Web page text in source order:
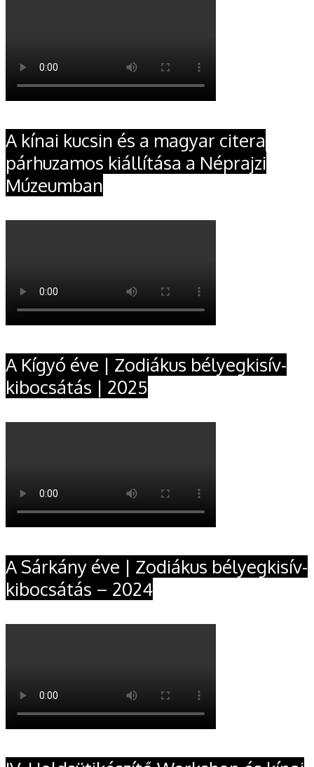
A kínai kucsin és a magyar citera
párhuzamos kiállítása a Néprajzi
Múzeumban
A Kígyó éve | Zodiákus bélyegkisív-
kibocsátás | 2025
A Sárkány éve | Zodiákus bélyegkisív-
kibocsátás – 2024